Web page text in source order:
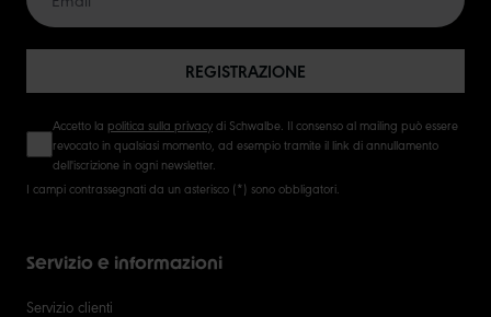
REGISTRAZIONE
Accetto la politica sulla privacydi Schwalbe. Il consenso al mailing può essere
revocato in qualsiasi momento, ad esempio tramite il link di annullamento
dell'iscrizione in ogni newsletter.
I campi contrassegnati da un asterisco (*) sono obbligatori.
Servizio e informazioni
Servizio clienti